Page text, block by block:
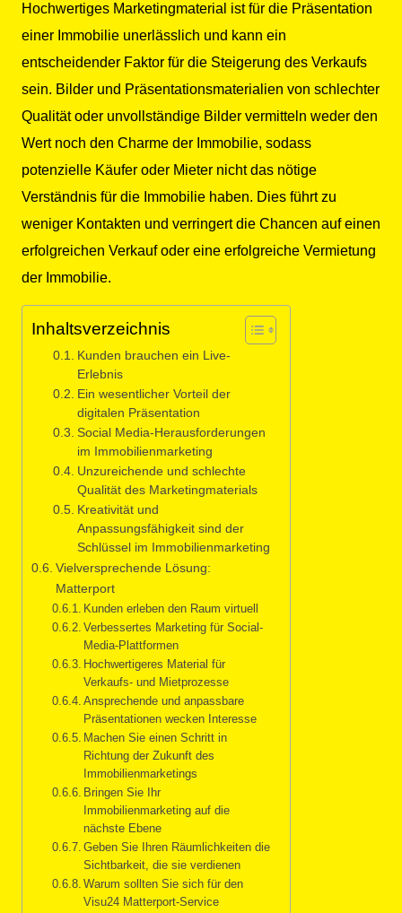
Hochwertiges Marketingmaterial ist für die Präsentation
einer Immobilie unerlässlich und kann ein
entscheidender Faktor für die Steigerung des Verkaufs
sein. Bilder und Präsentationsmaterialien von schlechter
Qualität oder unvollständige Bilder vermitteln weder den
Wert noch den Charme der Immobilie, sodass
potenzielle Käufer oder Mieter nicht das nötige
Verständnis für die Immobilie haben. Dies führt zu
weniger Kontakten und verringert die Chancen auf einen
erfolgreichen Verkauf oder eine erfolgreiche Vermietung
der Immobilie.
Inhaltsverzeichnis
Kunden brauchen ein Live-
Erlebnis
Ein wesentlicher Vorteil der
digitalen Präsentation
Social Media-Herausforderungen
im Immobilienmarketing
Unzureichende und schlechte
Qualität des Marketingmaterials
Kreativität und
Anpassungsfähigkeit sind der
Schlüssel im Immobilienmarketing
Vielversprechende Lösung:
Matterport
Kunden erleben den Raum virtuell
Verbessertes Marketing für Social-
Media-Plattformen
Hochwertigeres Material für
Verkaufs- und Mietprozesse
Ansprechende und anpassbare
Präsentationen wecken Interesse
Machen Sie einen Schritt in
Richtung der Zukunft des
Immobilienmarketings
Bringen Sie Ihr
Immobilienmarketing auf die
nächste Ebene
Geben Sie Ihren Räumlichkeiten die
Sichtbarkeit, die sie verdienen
Warum sollten Sie sich für den
Visu24 Matterport-Service